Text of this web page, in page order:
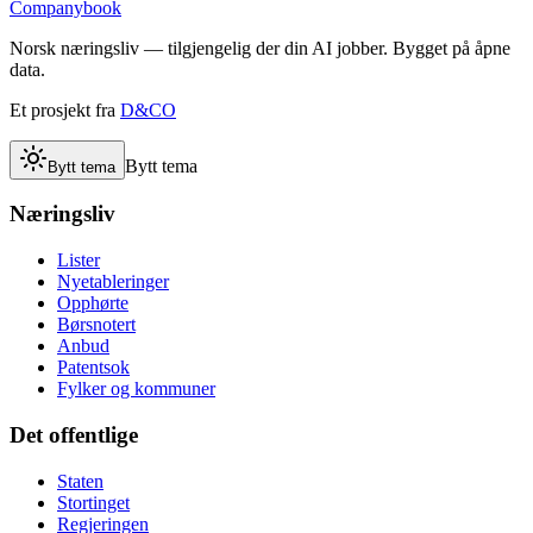
Companybook
Norsk næringsliv — tilgjengelig der din AI jobber. Bygget på åpne
data.
Et prosjekt fra D&CO
Bytt tema Bytt tema
Næringsliv
Lister
Nyetableringer
Opphørte
Børsnotert
Anbud
Patentsok
Fylker og kommuner
Det offentlige
Staten
Stortinget
Regjeringen